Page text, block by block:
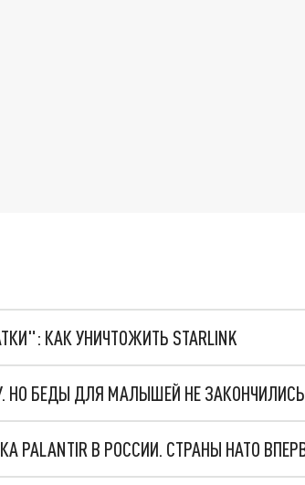
КАК УНИЧТОЖИТЬ STARLINK
НО БЕДЫ ДЛЯ МАЛЫШЕЙ НЕ ЗАКОНЧИЛИСЬ